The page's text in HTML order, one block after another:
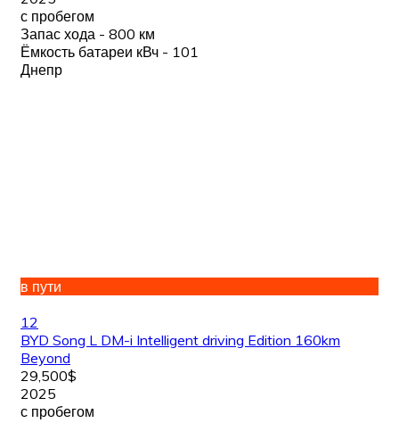
с пробегом
Запас хода - 800 км
Ёмкость батареи кВч - 101
Днепр
в пути
12
BYD Song L DM-i Intelligent driving Edition 160km
Beyond
29,500$
2025
с пробегом